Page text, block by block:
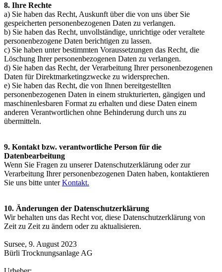
8. Ihre Rechte
a) Sie haben das Recht, Auskunft über die von uns über Sie
gespeicherten personenbezogenen Daten zu verlangen.
b) Sie haben das Recht, unvollständige, unrichtige oder veraltete
personenbezogene Daten berichtigen zu lassen.
c) Sie haben unter bestimmten Voraussetzungen das Recht, die
Löschung Ihrer personenbezogenen Daten zu verlangen.
d) Sie haben das Recht, der Verarbeitung Ihrer personenbezogenen
Daten für Direktmarketingzwecke zu widersprechen.
e) Sie haben das Recht, die von Ihnen bereitgestellten
personenbezogenen Daten in einem strukturierten, gängigen und
maschinenlesbaren Format zu erhalten und diese Daten einem
anderen Verantwortlichen ohne Behinderung durch uns zu
übermitteln.
9. Kontakt bzw. verantwortliche Person für die
Datenbearbeitung
Wenn Sie Fragen zu unserer Datenschutzerklärung oder zur
Verarbeitung Ihrer personenbezogenen Daten haben, kontaktieren
Sie uns bitte unterKontakt.
10. Änderungen der Datenschutzerklärung
Wir behalten uns das Recht vor, diese Datenschutzerklärung von
Zeit zu Zeit zu ändern oder zu aktualisieren.
Sursee, 9. August 2023
Bürli Trocknungsanlage AG